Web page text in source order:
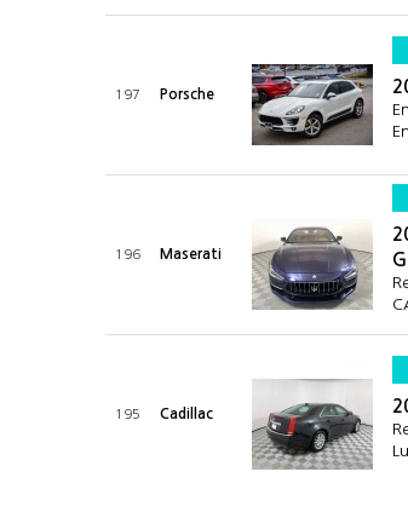
197 Porsche
196 Maserati
195 Cadillac